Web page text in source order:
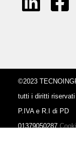
©2023
tutti i diritti
P.IVA e R.I di PD
01379050287